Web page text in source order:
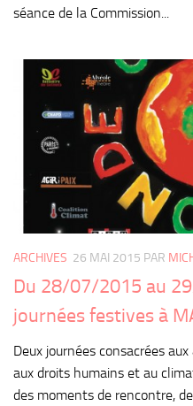
séance de la Commission...
ARCHIVES 26 MAI 2015 PAR
Du 28/07/2015 au
journées festives à
Deux journées consacrées
aux droits humains et au
des moments de rencontre,